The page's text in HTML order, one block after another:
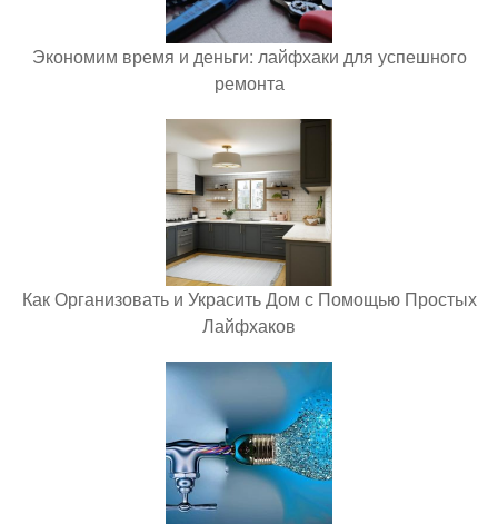
Экономим время и деньги: лайфхаки для успешного
ремонта
Как Организовать и Украсить Дом с Помощью Простых
Лайфхаков